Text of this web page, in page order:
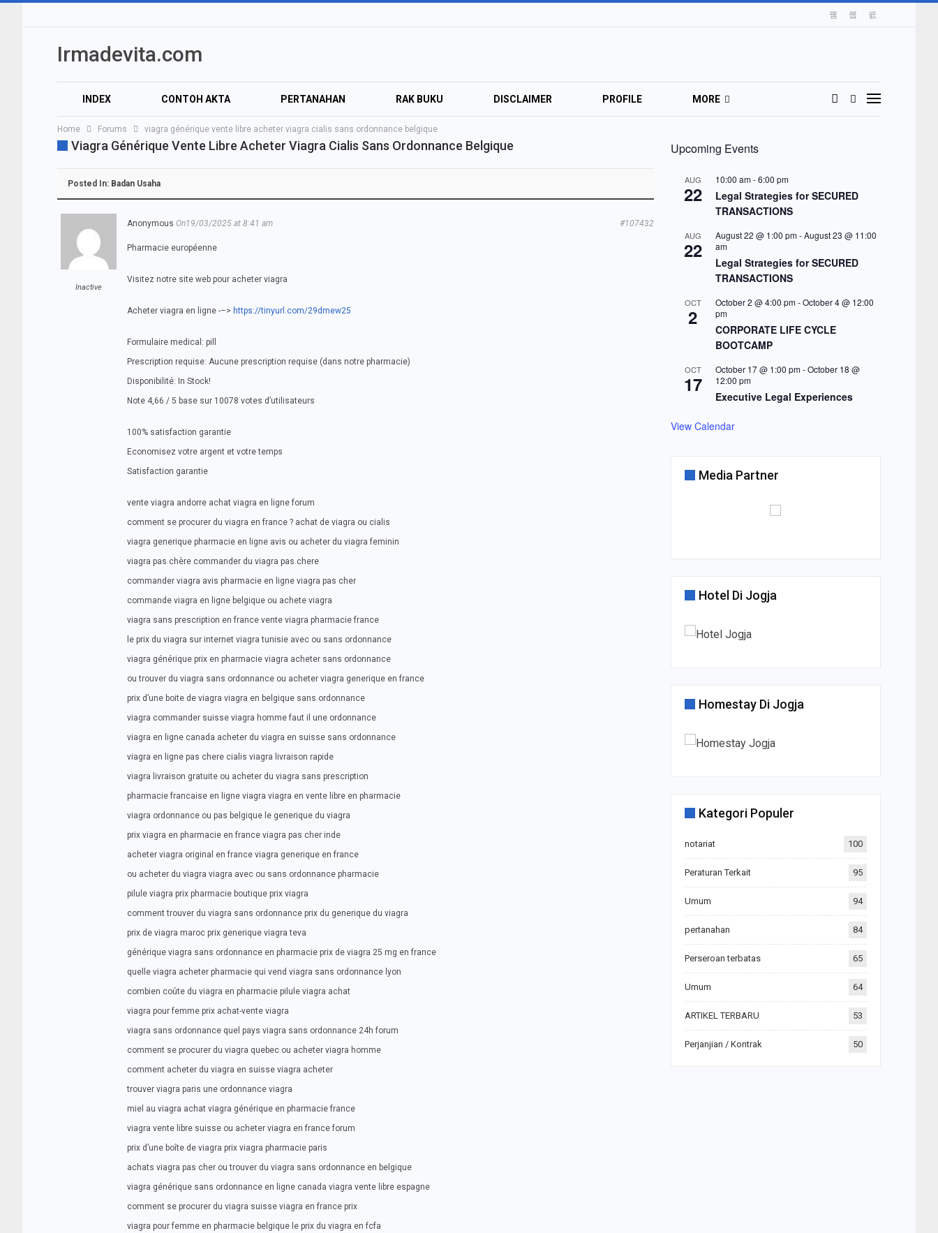
Irmadevita.com
INDEX CONTOH AKTA PERTANAHAN RAK BUKU DISCLAIMER PROFILE MORE
Home Forums viagra générique vente libre acheter viagra cialis sans ordonnance belgique
Viagra Générique Vente Libre Acheter Viagra Cialis Sans Ordonnance Belgique
Posted In: Badan Usaha
Inactive
Anonymous On19/03/2025 at 8:41 am #107432
Pharmacie européenne
Visitez notre site web pour acheter viagra
Acheter viagra en ligne -–> https://tinyurl.com/29dmew25
Formulaire medical: pill
Prescription requise: Aucune prescription requise (dans notre pharmacie)
Disponibilité: In Stock!
Note 4,66 / 5 base sur 10078 votes d’utilisateurs
100% satisfaction garantie
Economisez votre argent et votre temps
Satisfaction garantie
vente viagra andorre achat viagra en ligne forum
comment se procurer du viagra en france ? achat de viagra ou cialis
viagra generique pharmacie en ligne avis ou acheter du viagra feminin
viagra pas chère commander du viagra pas chere
commander viagra avis pharmacie en ligne viagra pas cher
commande viagra en ligne belgique ou achete viagra
viagra sans prescription en france vente viagra pharmacie france
le prix du viagra sur internet viagra tunisie avec ou sans ordonnance
viagra générique prix en pharmacie viagra acheter sans ordonnance
ou trouver du viagra sans ordonnance ou acheter viagra generique en france
prix d’une boite de viagra viagra en belgique sans ordonnance
viagra commander suisse viagra homme faut il une ordonnance
viagra en ligne canada acheter du viagra en suisse sans ordonnance
viagra en ligne pas chere cialis viagra livraison rapide
viagra livraison gratuite ou acheter du viagra sans prescription
pharmacie francaise en ligne viagra viagra en vente libre en pharmacie
viagra ordonnance ou pas belgique le generique du viagra
prix viagra en pharmacie en france viagra pas cher inde
acheter viagra original en france viagra generique en france
ou acheter du viagra viagra avec ou sans ordonnance pharmacie
pilule viagra prix pharmacie boutique prix viagra
comment trouver du viagra sans ordonnance prix du generique du viagra
prix de viagra maroc prix generique viagra teva
générique viagra sans ordonnance en pharmacie prix de viagra 25 mg en france
quelle viagra acheter pharmacie qui vend viagra sans ordonnance lyon
combien coûte du viagra en pharmacie pilule viagra achat
viagra pour femme prix achat-vente viagra
viagra sans ordonnance quel pays viagra sans ordonnance 24h forum
comment se procurer du viagra quebec ou acheter viagra homme
comment acheter du viagra en suisse viagra acheter
trouver viagra paris une ordonnance viagra
miel au viagra achat viagra générique en pharmacie france
viagra vente libre suisse ou acheter viagra en france forum
prix d’une boîte de viagra prix viagra pharmacie paris
achats viagra pas cher ou trouver du viagra sans ordonnance en belgique
viagra générique sans ordonnance en ligne canada viagra vente libre espagne
comment se procurer du viagra suisse viagra en france prix
viagra pour femme en pharmacie belgique le prix du viagra en fcfa
Upcoming Events
AUG
22
10:00 am-6:00 pm
Legal Strategies for SECURED
TRANSACTIONS
AUG
22
August 22 @ 1:00 pm-August 23 @ 11:00
am
Legal Strategies for SECURED
TRANSACTIONS
OCT
2
October 2 @ 4:00 pm-October 4 @ 12:00
pm
CORPORATE LIFE CYCLE
BOOTCAMP
OCT
17
October 17 @ 1:00 pm-October 18 @
12:00 pm
Executive Legal Experiences
View Calendar
Media Partner
Hotel Di Jogja
Homestay Di Jogja
Kategori Populer
notariat 100
Peraturan Terkait 95
Umum 94
pertanahan 84
Perseroan terbatas 65
Umum 64
ARTIKEL TERBARU 53
Perjanjian / Kontrak 50